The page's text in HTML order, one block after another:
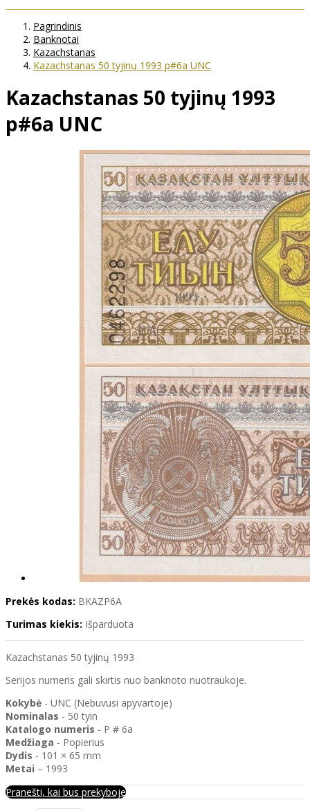
Pagrindinis
Banknotai
Kazachstanas
Kazachstanas 50 tyjinų 1993 p#6a UNC
Kazachstanas 50 tyjinų 1993
p#6a UNC
Prekės kodas: BKAZP6A
Turimas kiekis: Išparduota
Kazachstanas 50 tyjinų 1993
Serijos numeris gali skirtis nuo banknoto nuotraukoje.
Kokybė - UNC (Nebuvusi apyvartoje)
Nominalas - 50 tyin
Katalogo numeris - P # 6a
Medžiaga - Popierius
Dydis - 101 × 65 mm
Metai – 1993
Pranešti, kai bus prekyboje